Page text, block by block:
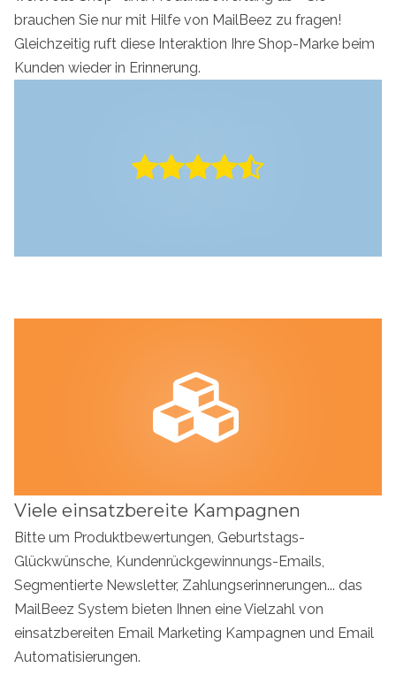
brauchen Sie nur mit Hilfe von MailBeez zu fragen!
Gleichzeitig ruft diese Interaktion Ihre Shop-Marke beim
Kunden wieder in Erinnerung.
Viele einsatzbereite Kampagnen
Bitte um Produktbewertungen, Geburtstags-
Glückwünsche, Kundenrückgewinnungs-Emails,
Segmentierte Newsletter, Zahlungserinnerungen... das
MailBeez System bieten Ihnen eine Vielzahl von
einsatzbereiten Email Marketing Kampagnen und Email
Automatisierungen.